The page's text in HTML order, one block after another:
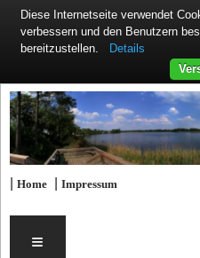
|Home |Impressum
≡
Diese Internetseite verwendet
verbessern und den Benutzern
bereitzustellen.
Details